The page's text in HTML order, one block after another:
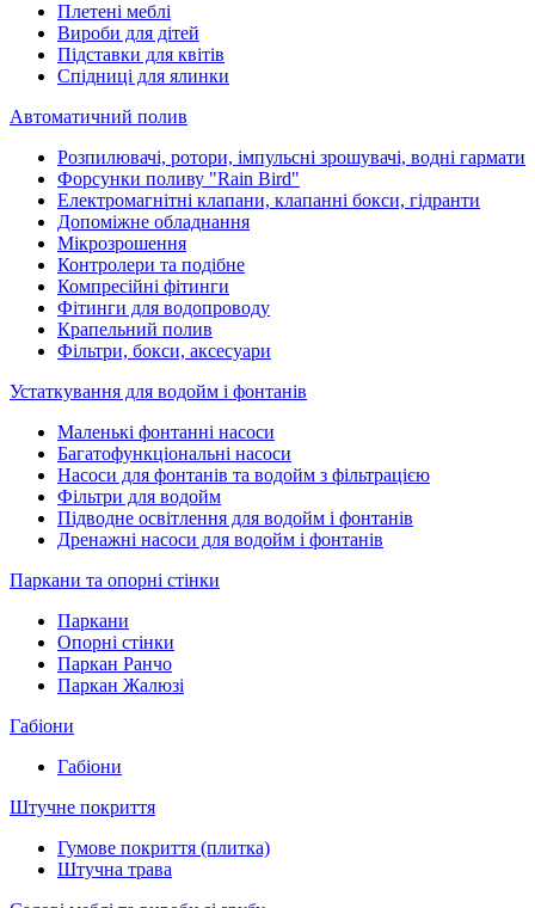
Плетені меблі
Вироби для дітей
Підставки для квітів
Спідниці для ялинки
Автоматичний полив
Розпилювачі, ротори, імпульсні зрошувачі, водні гармати
Форсунки поливу "Rain Bird"
Електромагнітні клапани, клапанні бокси, гідранти
Допоміжне обладнання
Мікрозрошення
Контролери та подібне
Компресійні фітинги
Фітинги для водопроводу
Крапельний полив
Фільтри, бокси, аксесуари
Устаткування для водойм і фонтанів
Маленькі фонтанні насоси
Багатофункціональні насоси
Насоси для фонтанів та водойм з фільтрацією
Фільтри для водойм
Підводне освітлення для водойм і фонтанів
Дренажні насоси для водойм і фонтанів
Паркани та опорні стінки
Паркани
Опорні стінки
Паркан Ранчо
Паркан Жалюзі
Габіони
Габіони
Штучне покриття
Гумове покриття (плитка)
Штучна трава